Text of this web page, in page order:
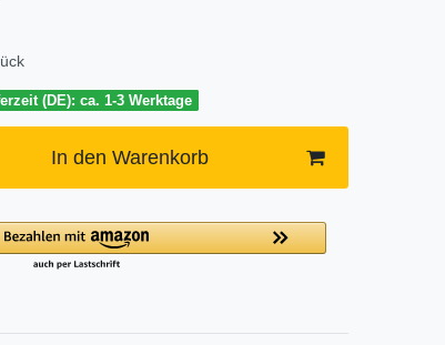
(DE): ca. 1-3 Werktage
In den Warenkorb